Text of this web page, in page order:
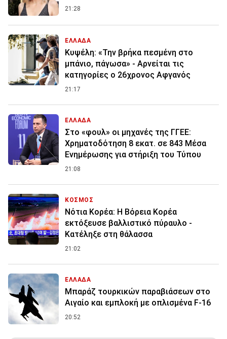
21:28
ΕΛΛΑΔΑ
Κυψέλη: «Την βρήκα πεσμένη στο
μπάνιο, πάγωσα» - Αρνείται τις
κατηγορίες ο 26χρονος Αφγανός
21:17
ΕΛΛΑΔΑ
Στο «φουλ» οι μηχανές της ΓΓΕΕ:
Χρηματοδότηση 8 εκατ. σε 843 Μέσα
Ενημέρωσης για στήριξη του Τύπου
21:08
ΚΟΣΜΟΣ
Νότια Κορέα: Η Βόρεια Κορέα
εκτόξευσε βαλλιστικό πύραυλο -
Κατέληξε στη θάλασσα
21:02
ΕΛΛΑΔΑ
Μπαράζ τουρκικών παραβιάσεων στο
Αιγαίο και εμπλοκή με οπλισμένα F-16
20:52